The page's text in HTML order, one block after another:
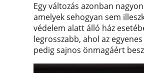
Egy változás azonban
amelyek sehogyan sem
védelem alatt álló ház
legrosszabb, ahol az
pedig sajnos önmagáért